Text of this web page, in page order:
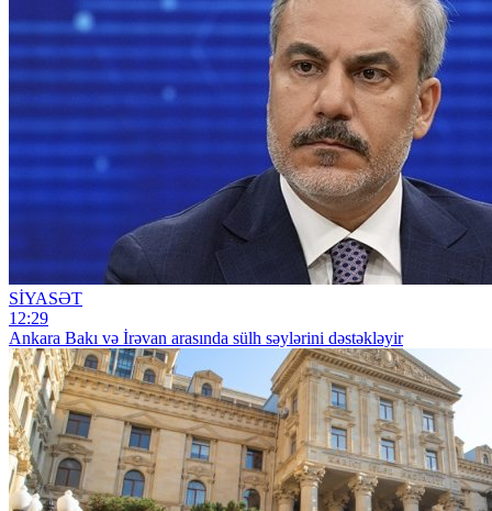
SİYASƏT
12:29
Ankara Bakı və İrəvan arasında sülh səylərini dəstəkləyir